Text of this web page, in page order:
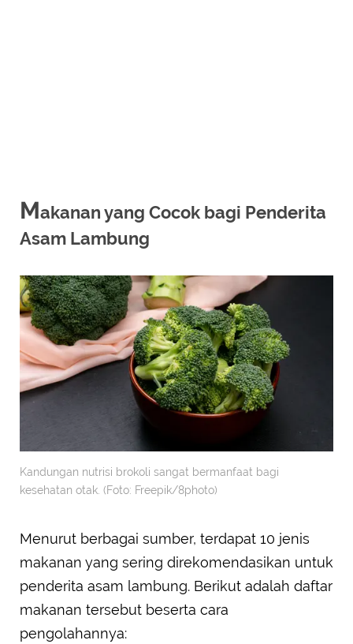
Makanan yang Cocok bagi Penderita
Asam Lambung
Kandungan nutrisi brokoli sangat bermanfaat bagi
kesehatan otak. (Foto: Freepik/8photo)
Menurut berbagai sumber, terdapat 10 jenis
makanan yang sering direkomendasikan untuk
penderita asam lambung. Berikut adalah daftar
makanan tersebut beserta cara
pengolahannya: